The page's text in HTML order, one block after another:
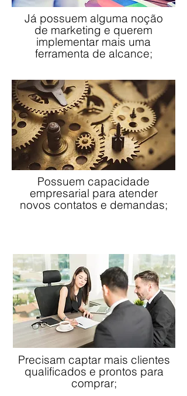
Já possuem alguma noção
de marketing e querem
implementar mais uma
ferramenta de alcance;
Possuem capacidade
empresarial para atender
novos contatos e demandas;
Precisam captar mais clientes
qualificados e prontos para
comprar;